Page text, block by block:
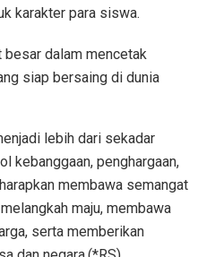
karakter para siswa.
besar dalam mencetak
siap bersaing di dunia
lebih dari sekadar
kebanggaan, penghargaan,
membawa semangat
maju, membawa
serta memberikan